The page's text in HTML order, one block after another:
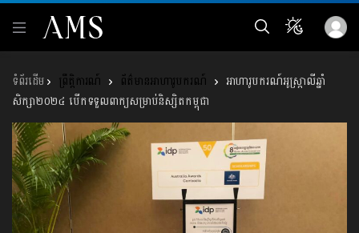
ព្រឹត្តិការណ៍ ព័ត៌មានអាហារូបករណ៍
អាហារូបករណ៍អូស្ដ្រាលីឆ្នាំ
សិក្សា២០២៤ បើកទទួលពាក្យសម្រាប់និស្សិតកម្ពុជា